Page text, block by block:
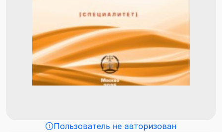
Пользователь не авторизован